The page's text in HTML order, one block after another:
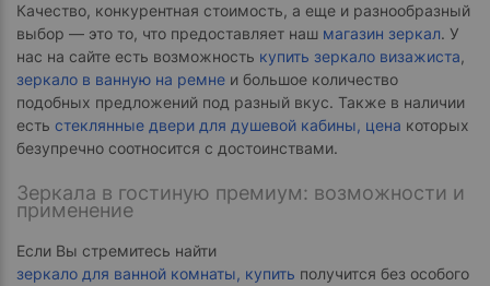
Качество, конкурентная стоимость, а еще и разнообразный
выбор — это то, что предоставляет наш магазин зеркал. У
нас на сайте есть возможность купить зеркало визажиста,
зеркало в ванную на ремне и большое количество
подобных предложений под разный вкус. Также в наличии
есть стеклянные двери для душевой кабины, цена которых
безупречно соотносится с достоинствами.
Зеркала в гостиную премиум: возможности и
применение
Если Вы стремитесь найти
зеркало для ванной комнаты, купить получится без особого